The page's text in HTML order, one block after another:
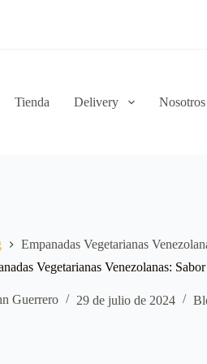
Tienda Delivery Nosotros
Empanadas Vegetarianas
Vegetarianas Venezolanas:
Guerrero 29 de julio de 2024